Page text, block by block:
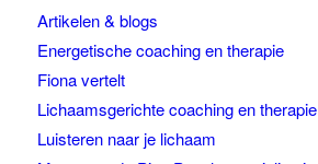
Artikelen & blogs
Energetische coaching en therapie
Fiona vertelt
Lichaamsgerichte coaching en therapie
Luisteren naar je lichaam